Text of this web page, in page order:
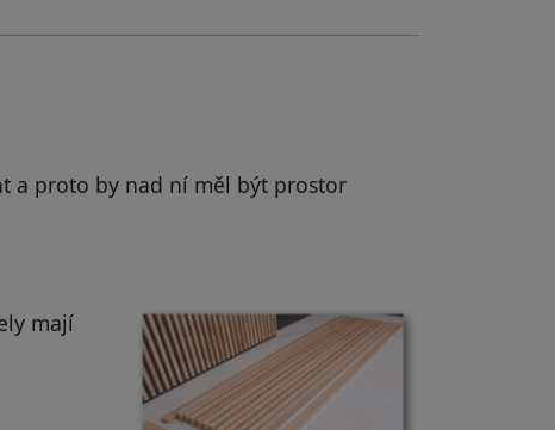
a proto by nad ní měl být prostor
mají